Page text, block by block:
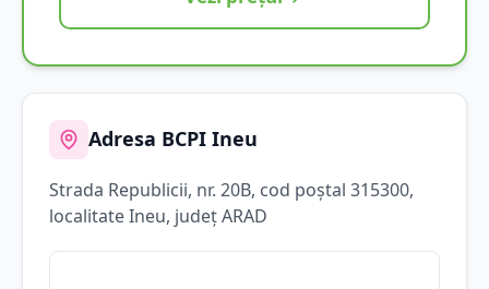
Adresa BCPI Ineu
Strada Republicii, nr. 20B, cod poștal 315300,
localitateIneu, județARAD